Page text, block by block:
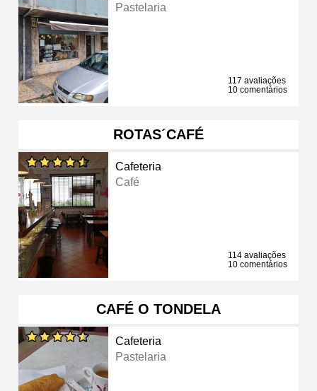
Pastelaria
117 avaliações
10 comentários
ROTAS´CAFÉ
Cafeteria
Café
114 avaliações
10 comentários
CAFÉ O TONDELA
Cafeteria
Pastelaria